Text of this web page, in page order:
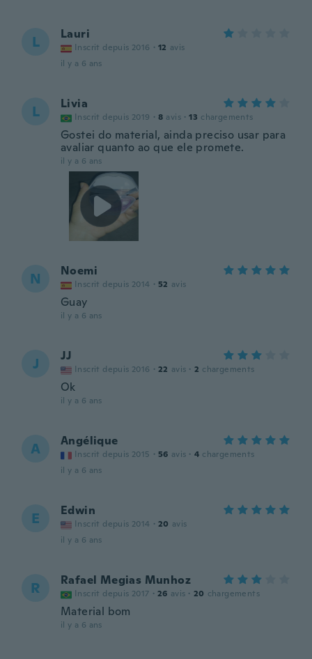
L Lauri
Inscrit depuis 2016 · 12 avis
il y a 6 ans
L Livia
Inscrit depuis 2019 · 8 avis · 13 chargements
Gostei do material, ainda preciso usar para
avaliar quanto ao que ele promete.
il y a 6 ans
N Noemi
Inscrit depuis 2014 · 52 avis
Guay
il y a 6 ans
J JJ
Inscrit depuis 2016 · 22 avis · 2 chargements
Ok
il y a 6 ans
A Angélique
Inscrit depuis 2015 · 56 avis · 4 chargements
il y a 6 ans
E Edwin
Inscrit depuis 2014 · 20 avis
il y a 6 ans
R Rafael Megias Munhoz
Inscrit depuis 2017 · 26 avis · 20 chargements
Material bom
il y a 6 ans